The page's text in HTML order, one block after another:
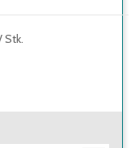
Stk.